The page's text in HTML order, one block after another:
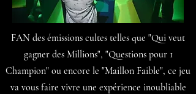
FAN des émissions cultes telles que "Qui veut
gagner des Millions", "Questions pour 1
Champion" ou encore le "Maillon Faible", ce jeu
va vous faire vivre une expérience inoubliable